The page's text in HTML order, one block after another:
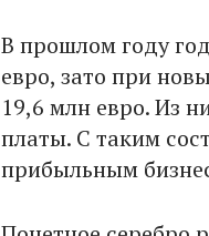
В прошлом году
евро, зато при
19,6 млн евро. Из
платы. С таким
прибыльным